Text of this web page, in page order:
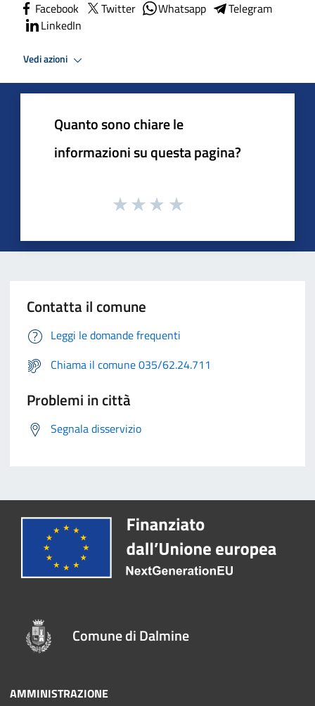
Facebook Twitter Whatsapp
Telegram
LinkedIn
Vedi azioni
Quanto sono chiare le
informazioni su questa pagina?
Contatta il comune
Leggi le domande frequenti
Chiama il comune 035/62.24.711
Problemi in città
Segnala disservizio
Comune di Dalmine
AMMINISTRAZIONE